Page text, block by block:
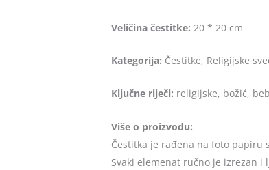
Veličina čestitke: 20 * 20 cm
Kategorija: Čestitke, Religijske
Ključne riječi: religijske, božić,
Više o proizvodu:
Čestitka je rađena na foto papiru
Svaki elemenat ručno je izrezan